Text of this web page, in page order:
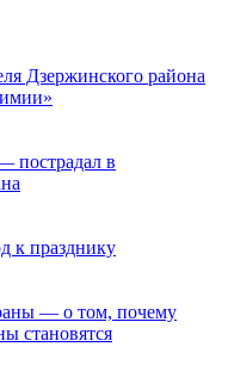
Дзержинского района
пострадал в
к празднику
— о том, почему
становятся